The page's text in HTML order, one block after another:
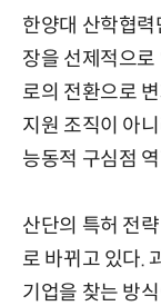
한양대 산학협
장을 선제적으
로의 전환으로
지원 조직이 아
능동적 구심점
산단의 특허 전
로 바뀌고 있다.
기업을 찾는 방